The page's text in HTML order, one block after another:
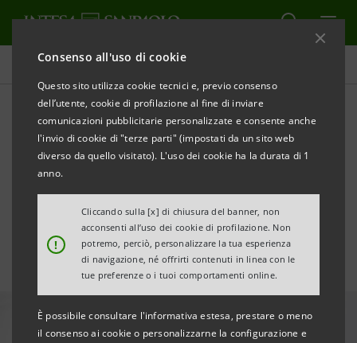
Consenso all'uso di cookie
Questo sito utilizza cookie tecnici e, previo consenso
dell’utente, cookie di profilazione al fine di inviare
comunicazioni pubblicitarie personalizzate e consente anche
l'invio di cookie di "terze parti" (impostati da un sito web
diverso da quello visitato). L'uso dei cookie ha la durata di 1
anno.
!
Cliccando sulla [x] di chiusura del banner, non
acconsenti all’uso dei cookie di profilazione. Non
potremo, perciò, personalizzare la tua esperienza
di navigazione, né offrirti contenuti in linea con le
tue preferenze o i tuoi comportamenti online.
È possibile consultare l'informativa estesa, prestare o meno
il consenso ai cookie o personalizzarne la configurazione e
Tutte le news
Intesa Sanpaolo supporta
con €8 mln gli investimenti
in sostenibilità di Maniva